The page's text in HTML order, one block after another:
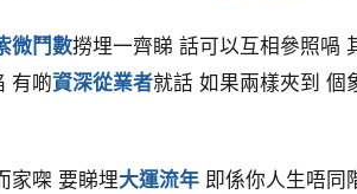
微鬥數撈埋一齊睇 話可以互相參照喎
有啲資深從業者就話 如果兩樣夾到 個
家㗎 要睇埋大運流年 即係你人生唔同